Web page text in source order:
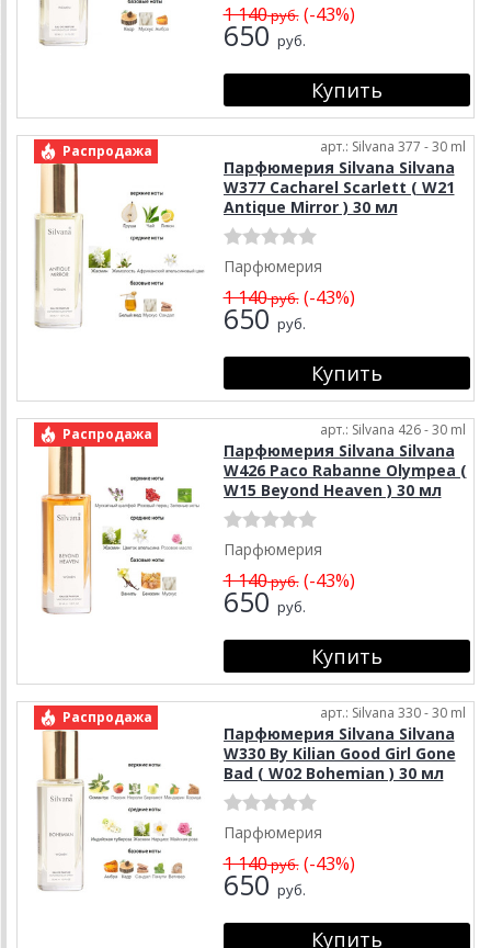
1 140руб.(-43%)
650 руб.
Распродажа арт.: Silvana 377 - 30 ml
Парфюмерия Silvana Silvana
W377 Cacharel Scarlett ( W21
Antique Mirror ) 30 мл
Парфюмерия
1 140руб.(-43%)
650 руб.
Распродажа арт.: Silvana 426 - 30 ml
Парфюмерия Silvana Silvana
W426 Paco Rabanne Olympea (
W15 Beyond Heaven ) 30 мл
Парфюмерия
1 140руб.(-43%)
650 руб.
Распродажа арт.: Silvana 330 - 30 ml
Парфюмерия Silvana Silvana
W330 By Kilian Good Girl Gone
Bad ( W02 Bohemian ) 30 мл
Парфюмерия
1 140руб.(-43%)
650 руб.